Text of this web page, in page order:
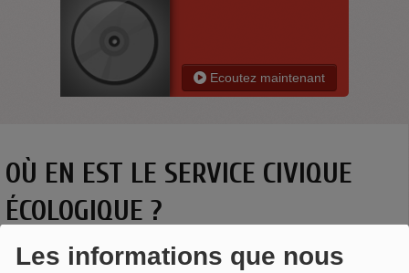
Les informations que nous
Ecoutez maintenant
OÙ EN EST LE SERVICE CIVIQUE
ÉCOLOGIQUE ?